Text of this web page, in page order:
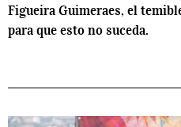
Figueira Guimeraes, el
para que esto no suceda.